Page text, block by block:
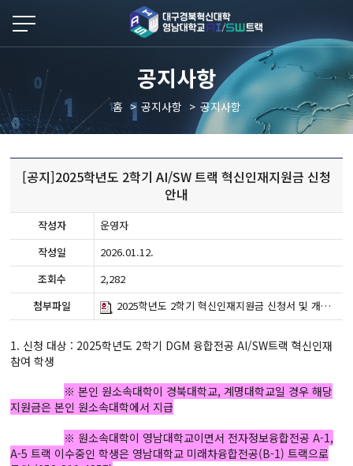
공지사항
홈 공지사항 공지사항
[공지]2025학년도 2학기 AI/SW 트랙 혁신인재지원금 신청
안내
작성자
운영자
작성일
2026.01.12.
조회수
2,282
첨부파일
2025학년도 2학기 혁신인재지원금 신청서 및 개인정보활용동의서(양식).hwpx
1. 신청 대상 : 2025학년도 2학기 DGM 융합전공 AI/SW트랙 혁신인재
참여 학생
※ 본인 원소속대학이 경북대학교, 계명대학교일 경우 해당
지원금은 본인 원소속대학에서 지급
※ 원소속대학이 영남대학교이면서 전자정보융합전공 A-1,
A-5 트랙 이수중인 학생은 영남대학교 미래차융합전공(B-1) 트랙으로